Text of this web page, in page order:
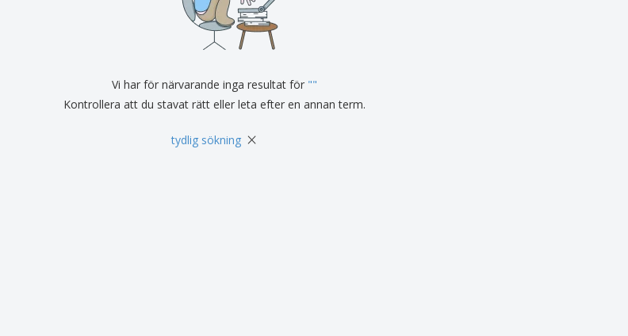
Vi har för närvarande inga resultat för ""
Kontrollera att du stavat rätt eller leta efter en annan term.
tydlig sökning ×